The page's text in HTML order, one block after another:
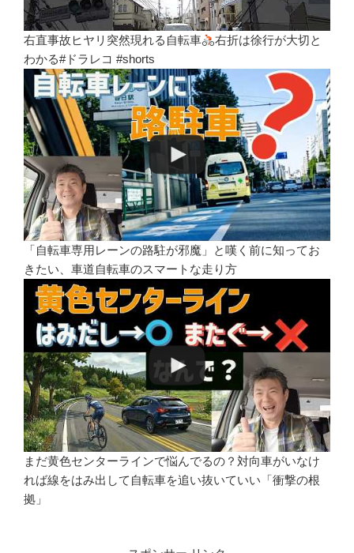
右直事故ヒヤリ突然現れる自転車
右折は徐行が大切と
わかる#ドラレコ #shorts
「自転車専用レーンの路駐が邪魔」と嘆く前に知ってお
きたい、車道自転車のスマートな走り方
まだ黄色センターラインで悩んでるの？対向車がいなけ
れば線をはみ出して自転車を追い抜いていい「衝撃の根
拠」